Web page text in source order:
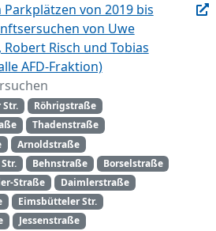
von 2019 bis
von Uwe
Risch und Tobias
AFD-Fraktion)
Röhrigstraße
Thadenstraße
Arnoldstraße
Behnstraße
Borselstraße
Straße
Daimlerstraße
Eimsbütteler Str.
Jessenstraße